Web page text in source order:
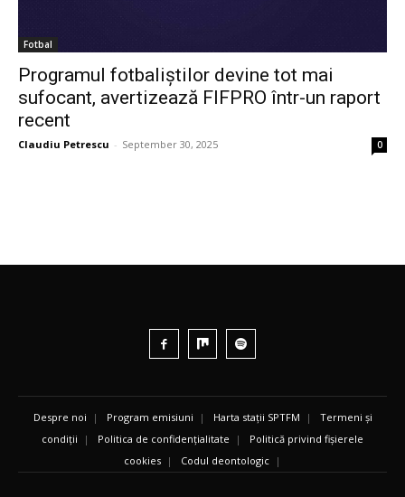
Fotbal
Programul fotbaliștilor devine tot mai
sufocant, avertizează FIFPRO într-un raport
recent
Claudiu Petrescu - September 30, 2025 0
Despre noi | Program emisiuni | Harta stații SPTFM | Termeni și
condiții | Politica de confidențialitate | Politică privind fișierele
cookies | Codul deontologic |